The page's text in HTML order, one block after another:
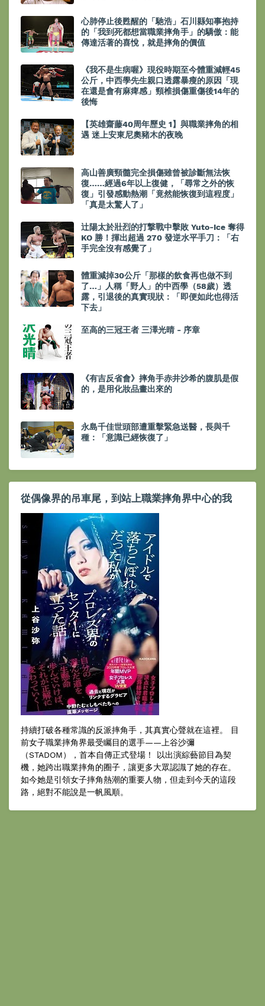
心肺停止後甦醒的「馳浩」石川縣知事抱持
的「我到死都想當職業摔角手」的驕傲：能
傳達活著的喜悅，就是摔角的價值
《我不是生病喔》現役時期至今體重減輕45
公斤，中西學先生親口透露暴瘦的原因「現
在還是會有麻痺感」頸椎損傷重傷後14年的
後悔
【英雄齋藤40周年歷史 1】與職業摔角的相
遇 迷上安東尼奧豬木的夜晚
高山善廣頸髓完全損傷雖曾被診斷無法恢
復……經過6年以上復健，「尋常之外的恢
復」引發感動熱潮「竟然能恢復到這程度」
「真是太驚人了」
辻陽太於壯烈的打撃戰中擊敗 Yuto-Ice 奪得
KO 勝！揮出超過 270 發逆水平手刀：「右
手完全沒有感覺了」
體重減掉30公斤「那樣的飲食再也做不到
了…」人稱「野人」的中西學（58歲）透
露，引退後的真實現狀：「即便如此也得活
下去」
至高的三冠王者 三澤光晴 - 序章
《有吉反省會》摔角手赤井沙希的腹肌是假
的，是用化妝品畫出來的
永島千佳世頭部遭重擊緊急送醫，長與千
種：「意識已經恢復了」
從偶像界的吊車尾，到站上職業摔角界中心的我
持續打破各種常識的反派摔角手，其真實心聲就在這裡。 目
前女子職業摔角界最受矚目的選手——上谷沙彌
（STADOM），首本自傳正式登場！ 以出演綜藝節目為契
機，她跨出職業摔角的圈子，讓更多大眾認識了她的存在。
如今她是引領女子摔角熱潮的重要人物，但走到今天的這段
路，絕對不能說是一帆風順。